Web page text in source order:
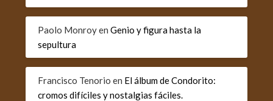
Paolo MonroyenGenio y figura hasta la
sepultura
Francisco Tenorio en El álbum de Condorito:
cromos difíciles y nostalgias fáciles.